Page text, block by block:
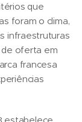
que
foram o clima,
infraestruturas
de oferta em
francesa